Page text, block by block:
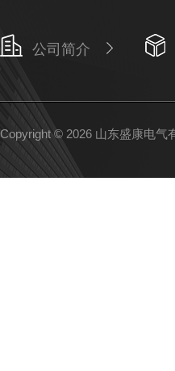
公司简介
Copyright © 2026 山东盛康电气